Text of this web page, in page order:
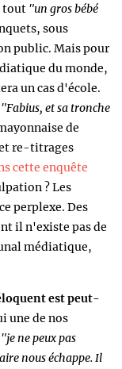
tout "un gros bébé
sous
public. Mais pour
du monde,
un cas d'école.
"Fabius, et sa tronche
de
re-titrages
cette enquête
? Les
perplexe. Des
il n'existe pas de
médiatique,
est peut-
une de nos
"je ne peux pas
nous échappe. Il